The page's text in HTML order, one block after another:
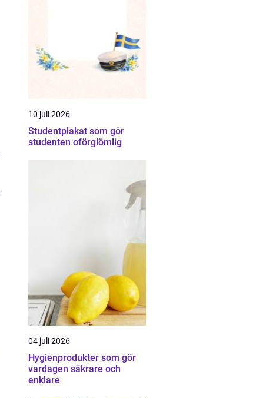
10 juli 2026
Studentplakat som gör
studenten oförglömlig
04 juli 2026
Hygienprodukter som gör
vardagen säkrare och
enklare